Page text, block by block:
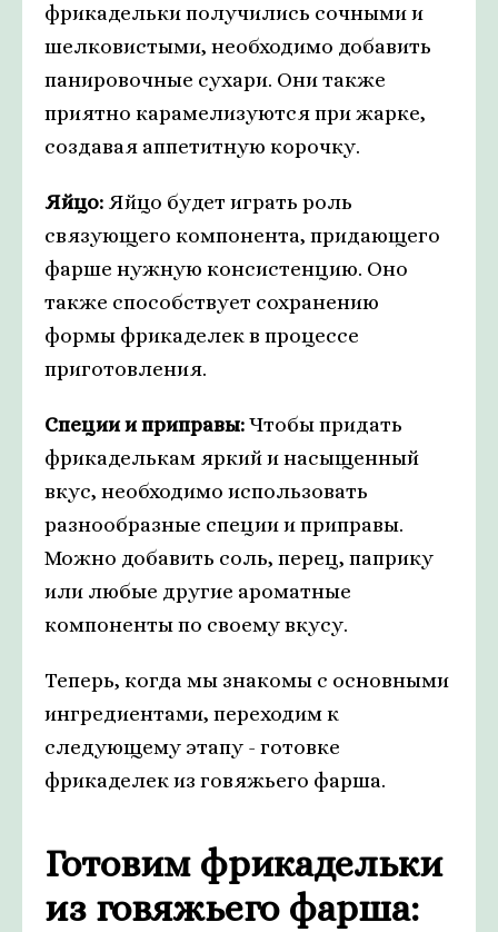
фрикадельки получились сочными и
шелковистыми, необходимо добавить
панировочные сухари. Они также
приятно карамелизуются при жарке,
создавая аппетитную корочку.
Яйцо:Яйцо будет играть роль
связующего компонента, придающего
фарше нужную консистенцию. Оно
также способствует сохранению
формы фрикаделек в процессе
приготовления.
Специи и приправы:Чтобы придать
фрикаделькам яркий и насыщенный
вкус, необходимо использовать
разнообразные специи и приправы.
Можно добавить соль, перец, паприку
или любые другие ароматные
компоненты по своему вкусу.
Теперь, когда мы знакомы с основными
ингредиентами, переходим к
следующему этапу - готовке
фрикаделек из говяжьего фарша.
Готовим фрикадельки
из говяжьего фарша: